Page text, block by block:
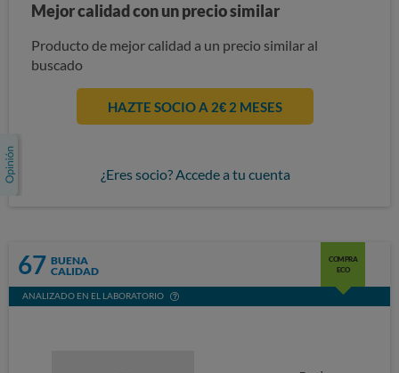
Mejor calidad con un precio similar
Producto de mejor calidad a un precio similar al
buscado
HAZTE SOCIO A 2€ 2 MESES
¿Eres socio? Accede a tu cuenta
67 BUENA
CALIDAD
COMPRA
ECO
ANALIZADO EN EL LABORATORIO